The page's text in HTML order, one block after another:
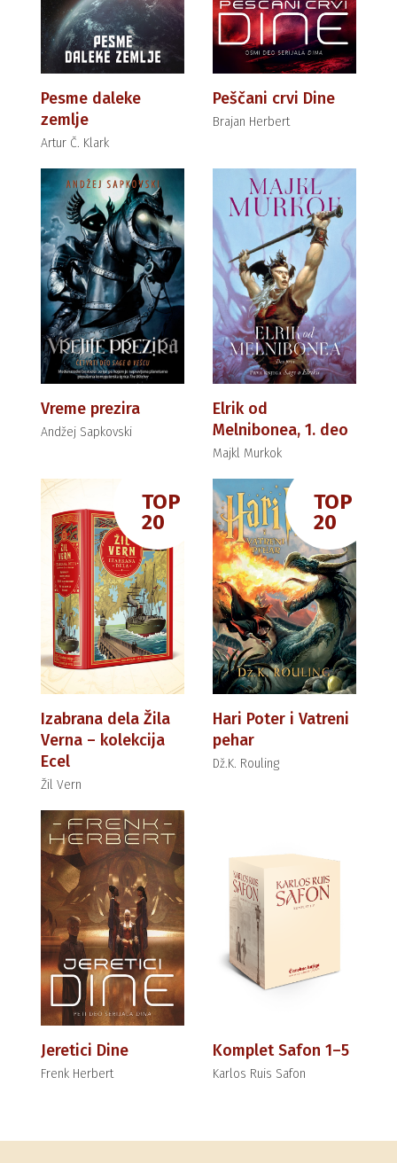
Pesme daleke
zemlje
Artur Č. Klark
Peščani crvi Dine
Brajan Herbert
Vreme prezira
Andžej Sapkovski
Elrik od
Melnibonea, 1. deo
Majkl Murkok
TOP
20
Izabrana dela Žila
Verna – kolekcija
Ecel
Žil Vern
TOP
20
Hari Poter i Vatreni
pehar
Dž.K. Rouling
Jeretici Dine
Frenk Herbert
Komplet Safon 1–5
Karlos Ruis Safon